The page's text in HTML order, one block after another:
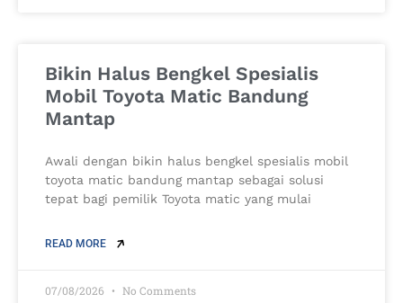
Bikin Halus Bengkel Spesialis
Mobil Toyota Matic Bandung
Mantap
Awali dengan bikin halus bengkel spesialis mobil
toyota matic bandung mantap sebagai solusi
tepat bagi pemilik Toyota matic yang mulai
READ MORE
07/08/2026 No Comments